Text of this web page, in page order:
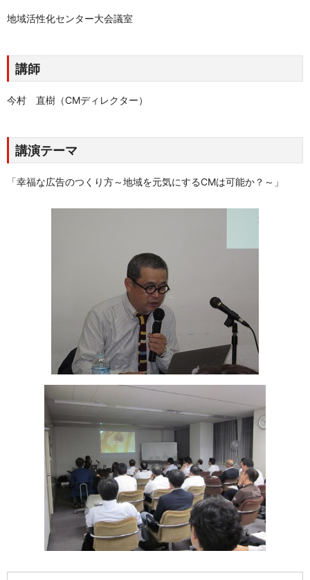
地域活性化センター大会議室
講師
今村 直樹（CMディレクター）
講演テーマ
「幸福な広告のつくり方～地域を元気にするCMは可能か？～」